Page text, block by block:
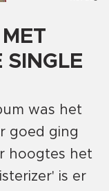
SINGLE
was het
goed ging
hoogtes het
is er